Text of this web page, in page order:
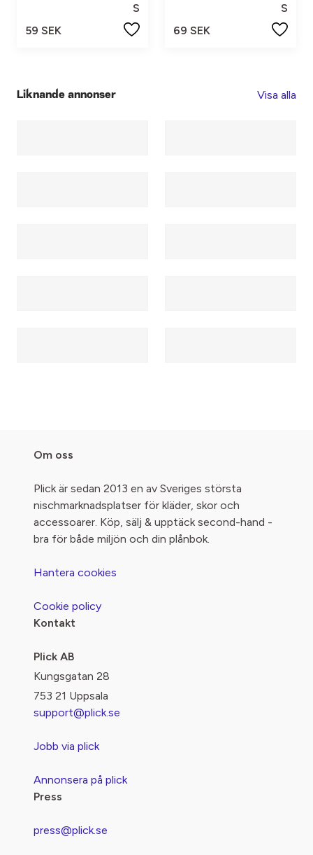
S
59 SEK
S
69 SEK
Liknande annonser Visa alla
Om oss
Plick är sedan 2013 en av Sveriges största
nischmarknadsplatser för kläder, skor och
accessoarer. Köp, sälj & upptäck second-hand -
bra för både miljön och din plånbok.
Hantera cookies
Cookie policy
Kontakt
Plick AB
Kungsgatan 28
753 21 Uppsala
support@plick.se
Jobb via plick
Annonsera på plick
Press
press@plick.se